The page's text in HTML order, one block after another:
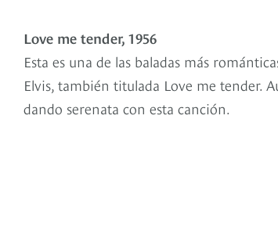
Love me tender, 1956
Esta es una de las baladas más
Elvis, también titulada Love me tender.
dando serenata con esta canción.